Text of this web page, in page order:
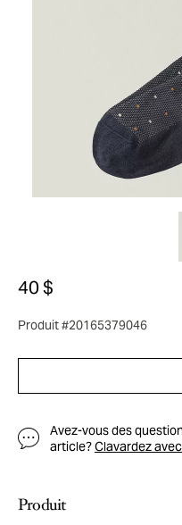
40 $
Produit #20165379046
Avez-vous des
article?Clavardez
Produit